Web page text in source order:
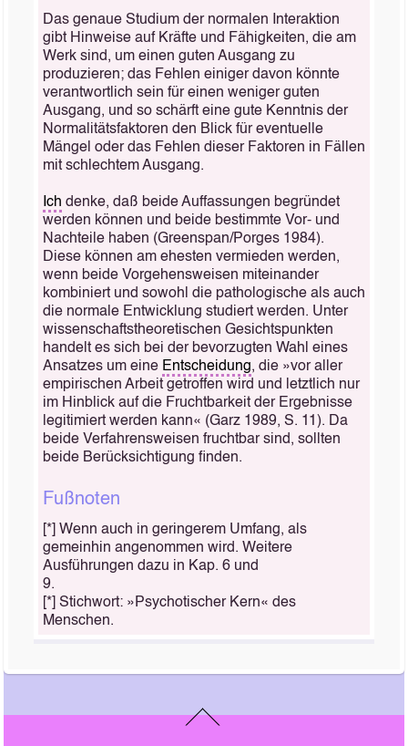
Das genaue Studium der normalen Interaktion
gibt Hinweise auf Kräfte und Fähigkeiten, die am
Werk sind, um einen guten Ausgang zu
produzieren; das Fehlen einiger davon könnte
verantwortlich sein für einen weniger guten
Ausgang, und so schärft eine gute Kenntnis der
Normalitätsfaktoren den Blick für eventuelle
Mängel oder das Fehlen dieser Faktoren in Fällen
mit schlechtem Ausgang.
Ich denke, daß beide Auffassungen begründet
werden können und beide bestimmte Vor- und
Nachteile haben (Greenspan/Porges 1984).
Diese können am ehesten vermieden werden,
wenn beide Vorgehensweisen miteinander
kombiniert und sowohl die pathologische als auch
die normale Entwicklung studiert werden. Unter
wissenschaftstheoretischen Gesichtspunkten
handelt es sich bei der bevorzugten Wahl eines
Ansatzes um eine Entscheidung, die »vor aller
empirischen Arbeit getroffen wird und letztlich nur
im Hinblick auf die Fruchtbarkeit der Ergebnisse
legitimiert werden kann« (Garz 1989, S. 11). Da
beide Verfahrensweisen fruchtbar sind, sollten
beide Berücksichtigung finden.
Fußnoten
[*] Wenn auch in geringerem Umfang, als
gemeinhin angenommen wird. Weitere
Ausführungen dazu in Kap. 6 und
9.
[*] Stichwort: »Psychotischer Kern« des
Menschen.